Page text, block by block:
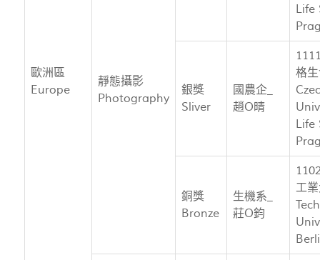
歐洲區
Europe
靜態攝影
Photography
Life
銀獎
Sliver
國農企_
趙O晴
格
Life
銅獎
Bronze
生機系_
莊O鈞
工